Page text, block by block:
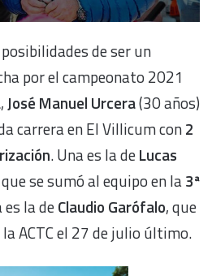
de ser un
por el campeonato 2021
,José Manuel Urcera(30 años)
carrera en El Villicum con2
. Una es la deLucas
se sumó al equipo en la3ª
la deClaudio Garófalo, que
ACTC el 27 de julio último.